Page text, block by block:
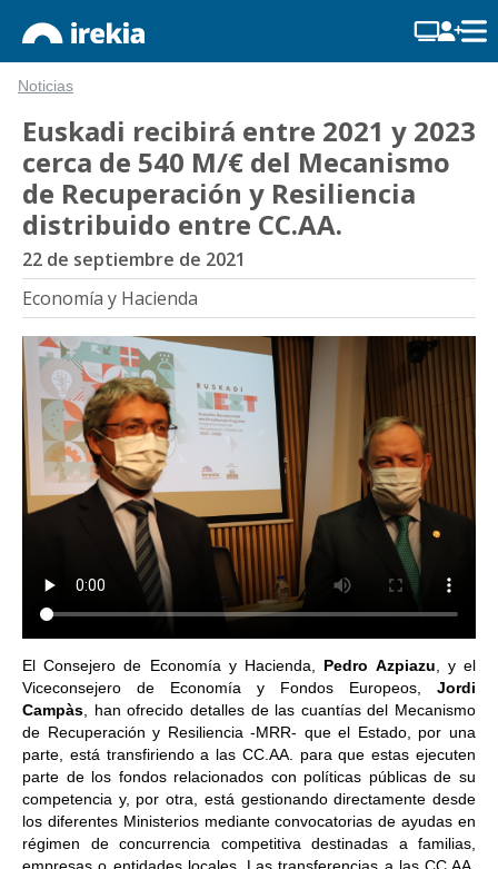
Noticias
Euskadi recibirá entre 2021 y 2023
cerca de 540 M/€ del Mecanismo
de Recuperación y Resiliencia
distribuido entre CC.AA.
22 de septiembre de 2021
Economía y Hacienda
El Consejero de Economía y Hacienda, Pedro Azpiazu , y el
Viceconsejero de Economía y Fondos Europeos, Jordi
Campàs , han ofrecido detalles de las cuantías del Mecanismo
de Recuperación y Resiliencia -MRR- que el Estado, por una
parte, está transfiriendo a las CC.AA. para que estas ejecuten
parte de los fondos relacionados con políticas públicas de su
competencia y, por otra, está gestionando directamente desde
los diferentes Ministerios mediante convocatorias de ayudas en
régimen de concurrencia competitiva destinadas a familias,